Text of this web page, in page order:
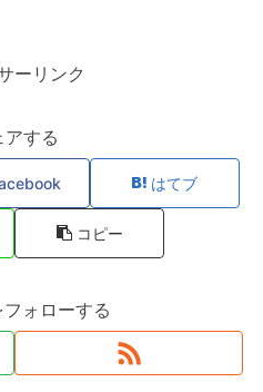
ーリンク
アする
はてブ
コピー
ォローする